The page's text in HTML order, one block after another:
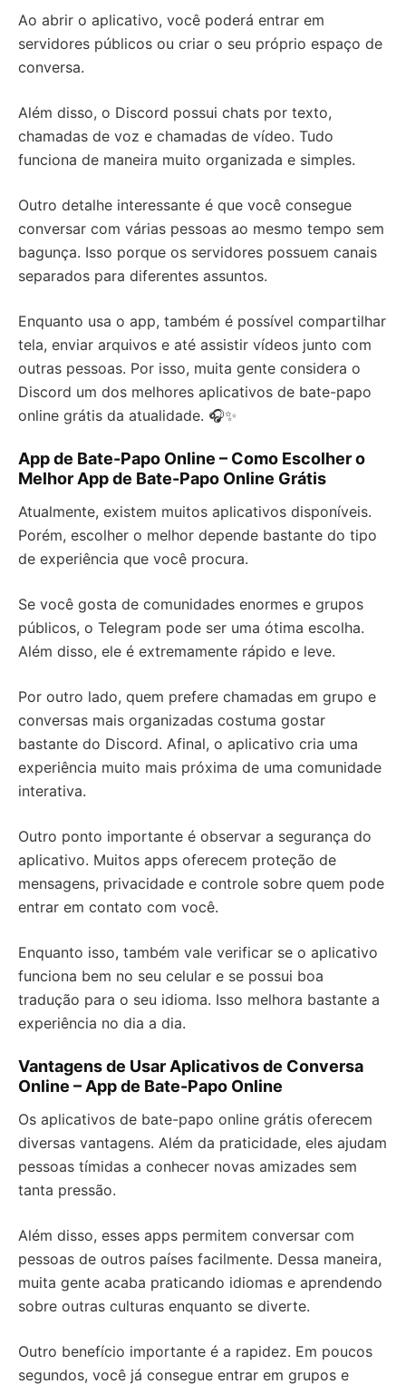
Ao abrir o aplicativo, você poderá entrar em
servidores públicos ou criar o seu próprio espaço de
conversa.
Além disso, o Discord possui chats por texto,
chamadas de voz e chamadas de vídeo. Tudo
funciona de maneira muito organizada e simples.
Outro detalhe interessante é que você consegue
conversar com várias pessoas ao mesmo tempo sem
bagunça. Isso porque os servidores possuem canais
separados para diferentes assuntos.
Enquanto usa o app, também é possível compartilhar
tela, enviar arquivos e até assistir vídeos junto com
outras pessoas. Por isso, muita gente considera o
Discord um dos melhores aplicativos de bate-papo
online grátis da atualidade. 🎧✨
App de Bate-Papo Online – Como Escolher o
Melhor App de Bate-Papo Online Grátis
Atualmente, existem muitos aplicativos disponíveis.
Porém, escolher o melhor depende bastante do tipo
de experiência que você procura.
Se você gosta de comunidades enormes e grupos
públicos, o Telegram pode ser uma ótima escolha.
Além disso, ele é extremamente rápido e leve.
Por outro lado, quem prefere chamadas em grupo e
conversas mais organizadas costuma gostar
bastante do Discord. Afinal, o aplicativo cria uma
experiência muito mais próxima de uma comunidade
interativa.
Outro ponto importante é observar a segurança do
aplicativo. Muitos apps oferecem proteção de
mensagens, privacidade e controle sobre quem pode
entrar em contato com você.
Enquanto isso, também vale verificar se o aplicativo
funciona bem no seu celular e se possui boa
tradução para o seu idioma. Isso melhora bastante a
experiência no dia a dia.
Vantagens de Usar Aplicativos de Conversa
Online – App de Bate-Papo Online
Os aplicativos de bate-papo online grátis oferecem
diversas vantagens. Além da praticidade, eles ajudam
pessoas tímidas a conhecer novas amizades sem
tanta pressão.
Além disso, esses apps permitem conversar com
pessoas de outros países facilmente. Dessa maneira,
muita gente acaba praticando idiomas e aprendendo
sobre outras culturas enquanto se diverte.
Outro benefício importante é a rapidez. Em poucos
segundos, você já consegue entrar em grupos e